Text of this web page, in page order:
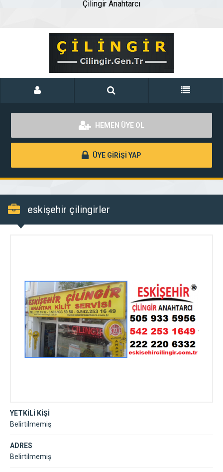
Çilingir Anahtarcı
HEMEN ÜYE OL
ÜYE GİRİŞİ YAP
eskişehir çilingirler
YETKİLİ KİŞİ
Belirtilmemiş
ADRES
Belirtilmemiş